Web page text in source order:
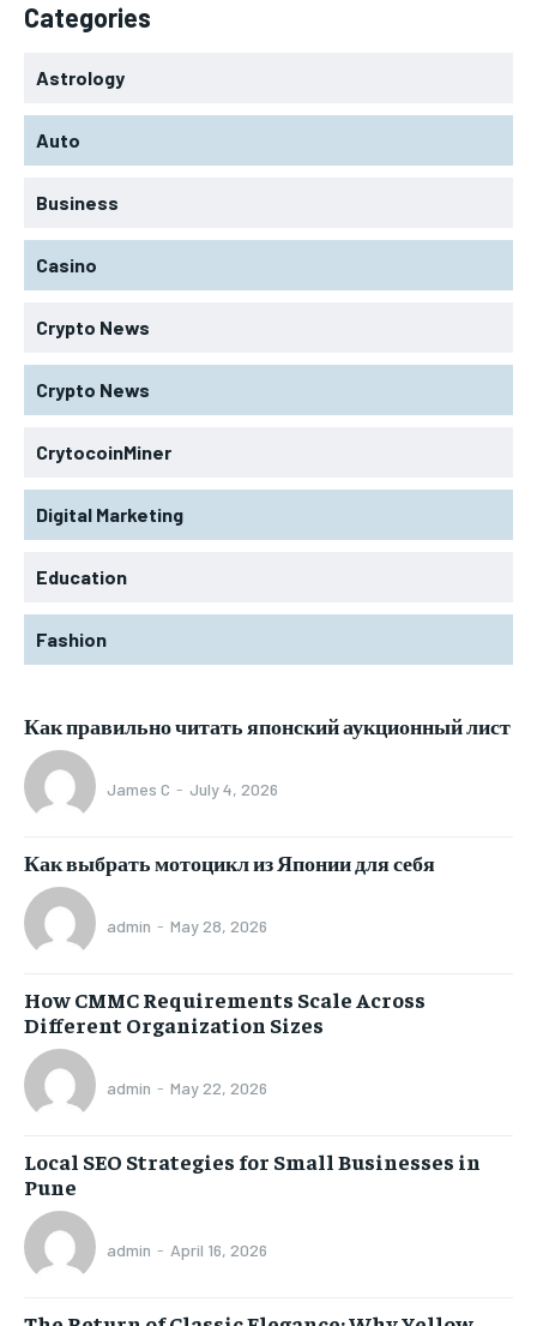
Categories
Astrology
Auto
Business
Casino
Crypto News
Crypto News
CrytocoinMiner
Digital Marketing
Education
Fashion
Как правильно читать японский аукционный лист
James C - July 4, 2026
Как выбрать мотоцикл из Японии для себя
admin - May 28, 2026
How CMMC Requirements Scale Across
Different Organization Sizes
admin - May 22, 2026
Local SEO Strategies for Small Businesses in
Pune
admin - April 16, 2026